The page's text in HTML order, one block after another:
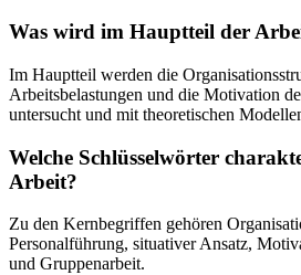
Was wird im Hauptteil der
Im Hauptteil werden die
Arbeitsbelastungen und die Motivation
untersucht und mit theoretischen
Welche Schlüsselwörter
Arbeit?
Zu den Kernbegriffen gehören
Personalführung, situativer Ansatz,
und Gruppenarbeit.